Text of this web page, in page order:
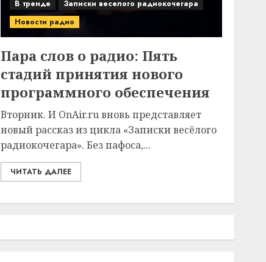
В тренде
Записки веселого радиокочегара
Новости радио
Пара слов о радио: Пять
стадий принятия нового
программного обеспечения
Вторник. И OnAir.ru вновь представляет
новый рассказ из цикла «Записки весёлого
радиокочегара». Без пафоса,...
ЧИТАТЬ ДАЛЕЕ